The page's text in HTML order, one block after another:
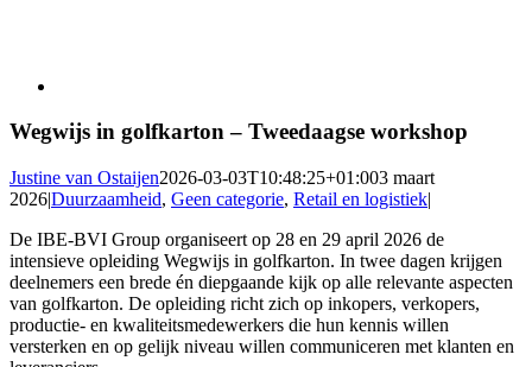
Wegwijs in golfkarton – Tweedaagse workshop
Justine van Ostaijen2026-03-03T10:48:25+01:003 maart
2026|Duurzaamheid, Geen categorie, Retail en logistiek|
De IBE-BVI Group organiseert op 28 en 29 april 2026 de
intensieve opleiding Wegwijs in golfkarton. In twee dagen krijgen
deelnemers een brede én diepgaande kijk op alle relevante aspecten
van golfkarton. De opleiding richt zich op inkopers, verkopers,
productie- en kwaliteitsmedewerkers die hun kennis willen
versterken en op gelijk niveau willen communiceren met klanten en